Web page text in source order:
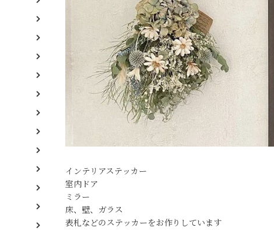
インテリアステッカー
室内ドア
ミラー
床、壁、ガラス
表札などのステッカーをお作りしています